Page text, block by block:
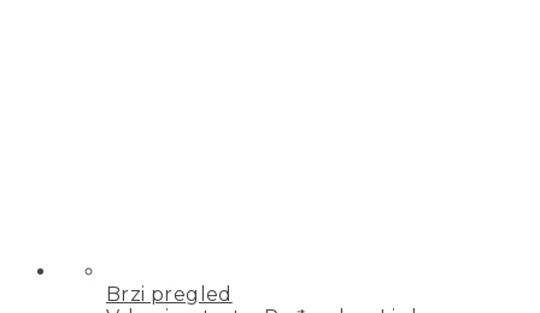
Brzi pregled